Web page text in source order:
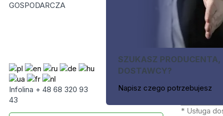
GOSPODARCZA
Infolina + 48 68 320 93
43
SZUKASZ PRODUCENTA,
DOSTAWCY?
Napisz czego potrzebujesz
* Usługa